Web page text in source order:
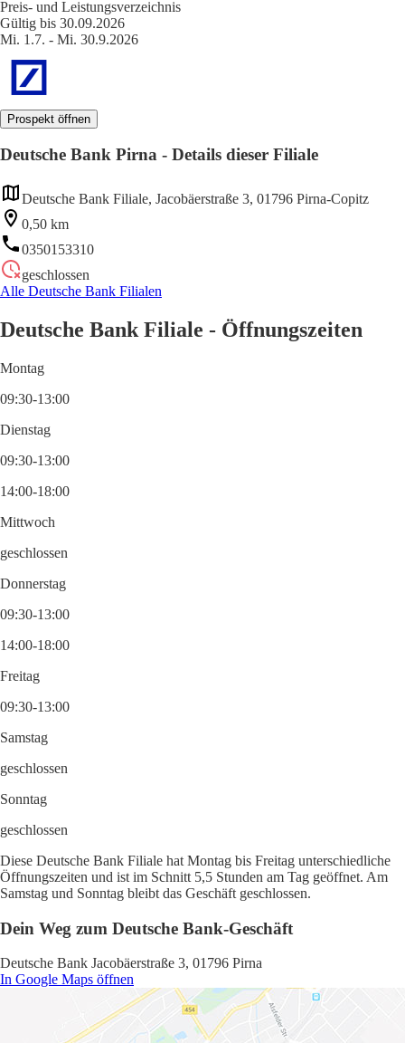
Preis- und Leistungsverzeichnis
Gültig bis 30.09.2026
Mi. 1.7. - Mi. 30.9.2026
Prospekt öffnen
Deutsche Bank Pirna - Details dieser Filiale
Deutsche Bank Filiale, Jacobäerstraße 3, 01796 Pirna-Copitz
0,50 km
0350153310
geschlossen
Alle Deutsche Bank Filialen
Deutsche Bank Filiale - Öffnungszeiten
Montag
09:30-13:00
Dienstag
09:30-13:00
14:00-18:00
Mittwoch
geschlossen
Donnerstag
09:30-13:00
14:00-18:00
Freitag
09:30-13:00
Samstag
geschlossen
Sonntag
geschlossen
Diese Deutsche Bank Filiale hat Montag bis Freitag unterschiedliche
Öffnungszeiten und ist im Schnitt 5,5 Stunden am Tag geöffnet. Am
Samstag und Sonntag bleibt das Geschäft geschlossen.
Dein Weg zum Deutsche Bank-Geschäft
Deutsche Bank Jacobäerstraße 3, 01796 Pirna
In Google Maps öffnen